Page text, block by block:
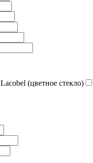
Lacobel (цветное стекло)